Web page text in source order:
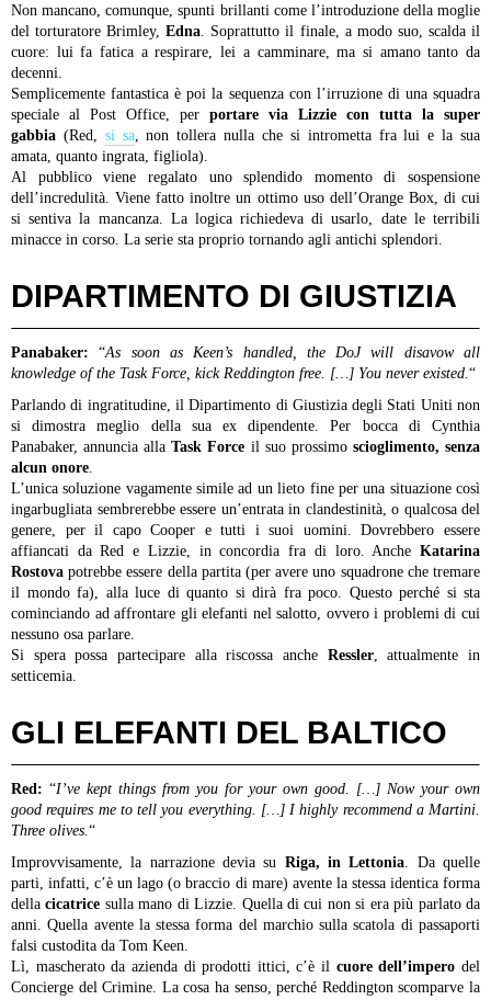
Non mancano, comunque, spunti brillanti come l’introduzione della moglie
del torturatore Brimley,Edna. Soprattutto il finale, a modo suo, scalda il
cuore: lui fa fatica a respirare, lei a camminare, ma si amano tanto da
decenni.
Semplicemente fantastica è poi la sequenza con l’irruzione di una squadra
speciale al Post Office, per portare via Lizzie con tutta la super
gabbia (Red, si sa, non tollera nulla che si intrometta fra lui e la sua
amata, quanto ingrata, figliola).
Al pubblico viene regalato uno splendido momento di sospensione
dell’incredulità. Viene fatto inoltre un ottimo uso dell’Orange Box, di cui
si sentiva la mancanza. La logica richiedeva di usarlo, date le terribili
minacce in corso. La serie sta proprio tornando agli antichi splendori.
DIPARTIMENTO DI GIUSTIZIA
Panabaker: “As soon as Keen’s handled, the DoJ will disavow all
knowledge of the Task Force, kick Reddington free. […] You never existed.“
Parlando di ingratitudine, il Dipartimento di Giustizia degli Stati Uniti non
si dimostra meglio della sua ex dipendente. Per bocca di Cynthia
Panabaker, annuncia allaTask Force il suo prossimo scioglimento, senza
alcun onore.
L’unica soluzione vagamente simile ad un lieto fine per una situazione così
ingarbugliata sembrerebbe essere un’entrata in clandestinità, o qualcosa del
genere, per il capo Cooper e tutti i suoi uomini. Dovrebbero essere
affiancati da Red e Lizzie, in concordia fra di loro. Anche Katarina
Rostova potrebbe essere della partita (per avere uno squadrone che tremare
il mondo fa), alla luce di quanto si dirà fra poco. Questo perché si sta
cominciando ad affrontare gli elefanti nel salotto, ovvero i problemi di cui
nessuno osa parlare.
Si spera possa partecipare alla riscossa anche Ressler, attualmente in
setticemia.
GLI ELEFANTI DEL BALTICO
Red: “I’ve kept things from you for your own good. […] Now your own
good requires me to tell you everything. […] I highly recommend a Martini.
Three olives.“
Improvvisamente, la narrazione devia su Riga, in Lettonia. Da quelle
parti, infatti, c’è un lago (o braccio di mare) avente la stessa identica forma
dellacicatrice sulla mano di Lizzie. Quella di cui non si era più parlato da
anni. Quella avente la stessa forma del marchio sulla scatola di passaporti
falsi custodita da Tom Keen.
Lì, mascherato da azienda di prodotti ittici, c’è il cuore dell’impero del
Concierge del Crimine. La cosa ha senso, perché Reddington scomparve la